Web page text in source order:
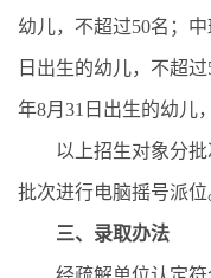
幼儿，不超过50名；中
日出生的幼儿，不超
年8月31日出生的幼儿
以上招生对象分批
批次进行电脑摇号派位
三、录取办法